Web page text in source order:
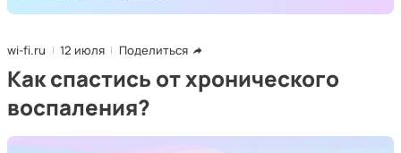
wi-fi.ru 12 июля Поделиться
Как спастись от хронического
воспаления?